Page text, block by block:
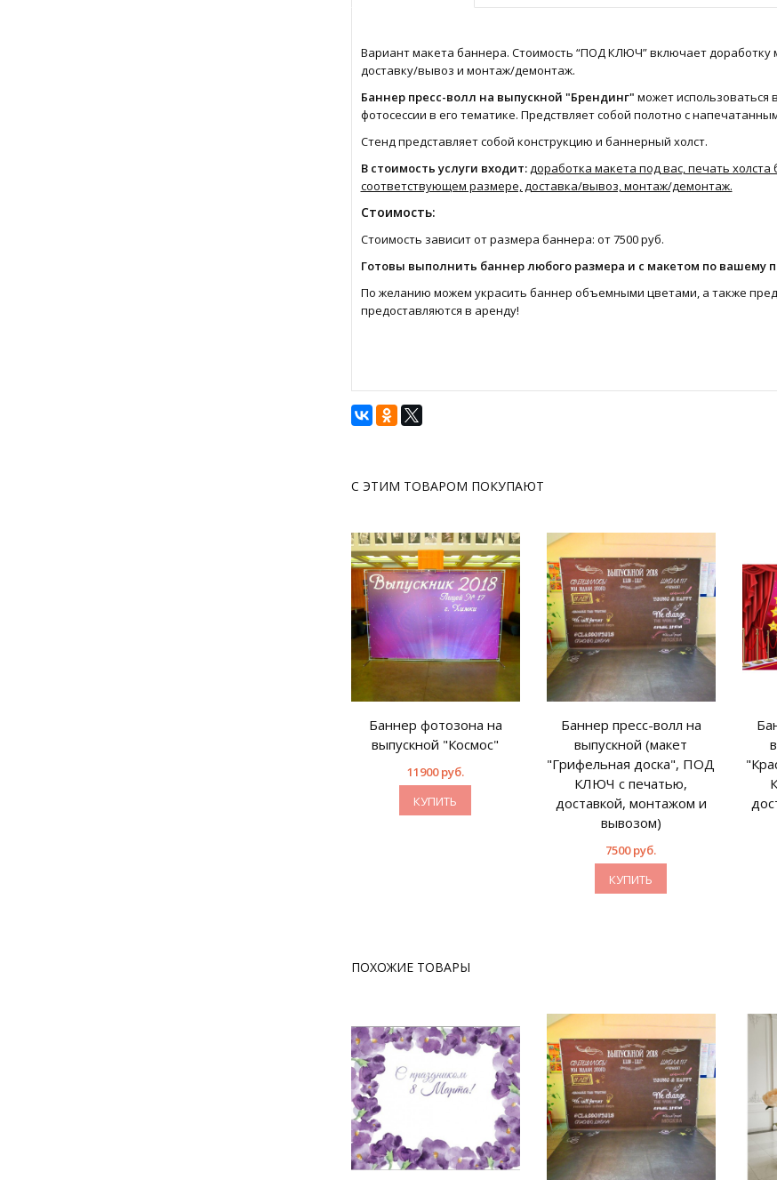
Вариант макета баннера. Стоимость “ПОД КЛЮЧ” включает доработку
доставку/вывоз и монтаж/демонтаж.
Баннер пресс-волл на выпускной "Брендинг" может использоваться
фотосессии в его тематике. Предствляет собой полотно с
Стенд представляет собой конструкцию и баннерный холст.
В стоимость услуги входит:доработка макета под вас, печать
соответствующем размере, доставка/вывоз, монтаж/демонтаж.
Стоимость:
Стоимость зависит от размера баннера: от 7500 руб.
Готовы выполнить баннер любого размера и с макетом по вашему
По желанию можем украсить баннер объемными цветами, а также
предоставляются в аренду!
С ЭТИМ ТОВАРОМ ПОКУПАЮТ
Баннер фотозона на
выпускной "Космос"
11900 руб.
КУПИТЬ
Баннер пресс-волл на
выпускной (макет
"Грифельная доска", ПОД
КЛЮЧ с печатью,
доставкой, монтажом и
вывозом)
7500 руб.
КУПИТЬ
ПОХОЖИЕ ТОВАРЫ